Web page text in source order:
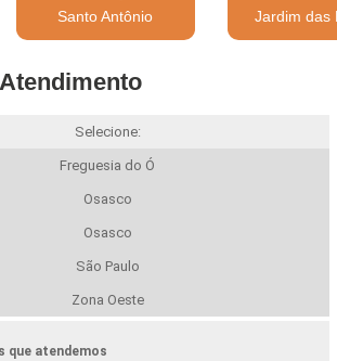
Santo Antônio
Jardim das
Selecione:
Freguesia do Ó
Osasco
Osasco
São Paulo
Zona Oeste
que atendemos